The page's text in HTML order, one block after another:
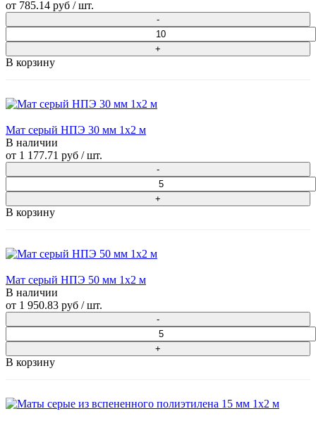
от 785.14 руб / шт.
В корзину
Мат серый НПЭ 30 мм 1х2 м
В наличии
от 1 177.71 руб / шт.
В корзину
Мат серый НПЭ 50 мм 1х2 м
В наличии
от 1 950.83 руб / шт.
В корзину